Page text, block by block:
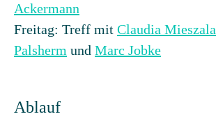
Ackermann
Freitag: Treff mit Claudia Mieszala
Palsherm und Marc Jobke
Ablauf